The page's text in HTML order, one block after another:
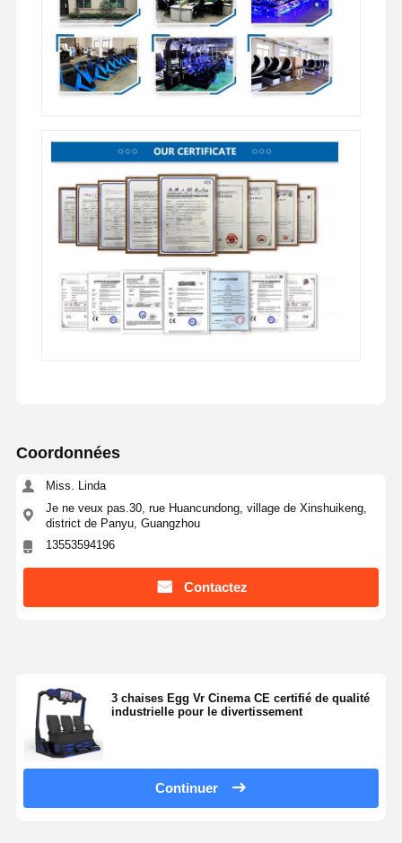
Coordonnées
Miss. Linda
Je ne veux pas.30, rue Huancundong, village de Xinshuikeng,
district de Panyu, Guangzhou
13553594196
Contactez
3 chaises Egg Vr Cinema CE certifié de qualité
industrielle pour le divertissement
Continuer